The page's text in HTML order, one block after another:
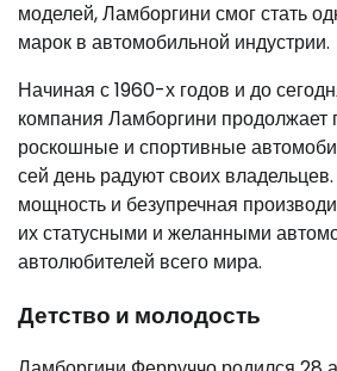
моделей, Ламборгини смог стать
марок в автомобильной индустрии.
Начиная с 1960-х годов и до
компания Ламборгини продолжает
роскошные и спортивные
сей день радуют своих
мощность и безупречная
их статусными и желанными
автолюбителей всего мира.
Детство и молодость